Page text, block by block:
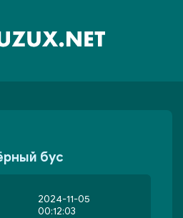
бус
2024-11-05
00:12:03